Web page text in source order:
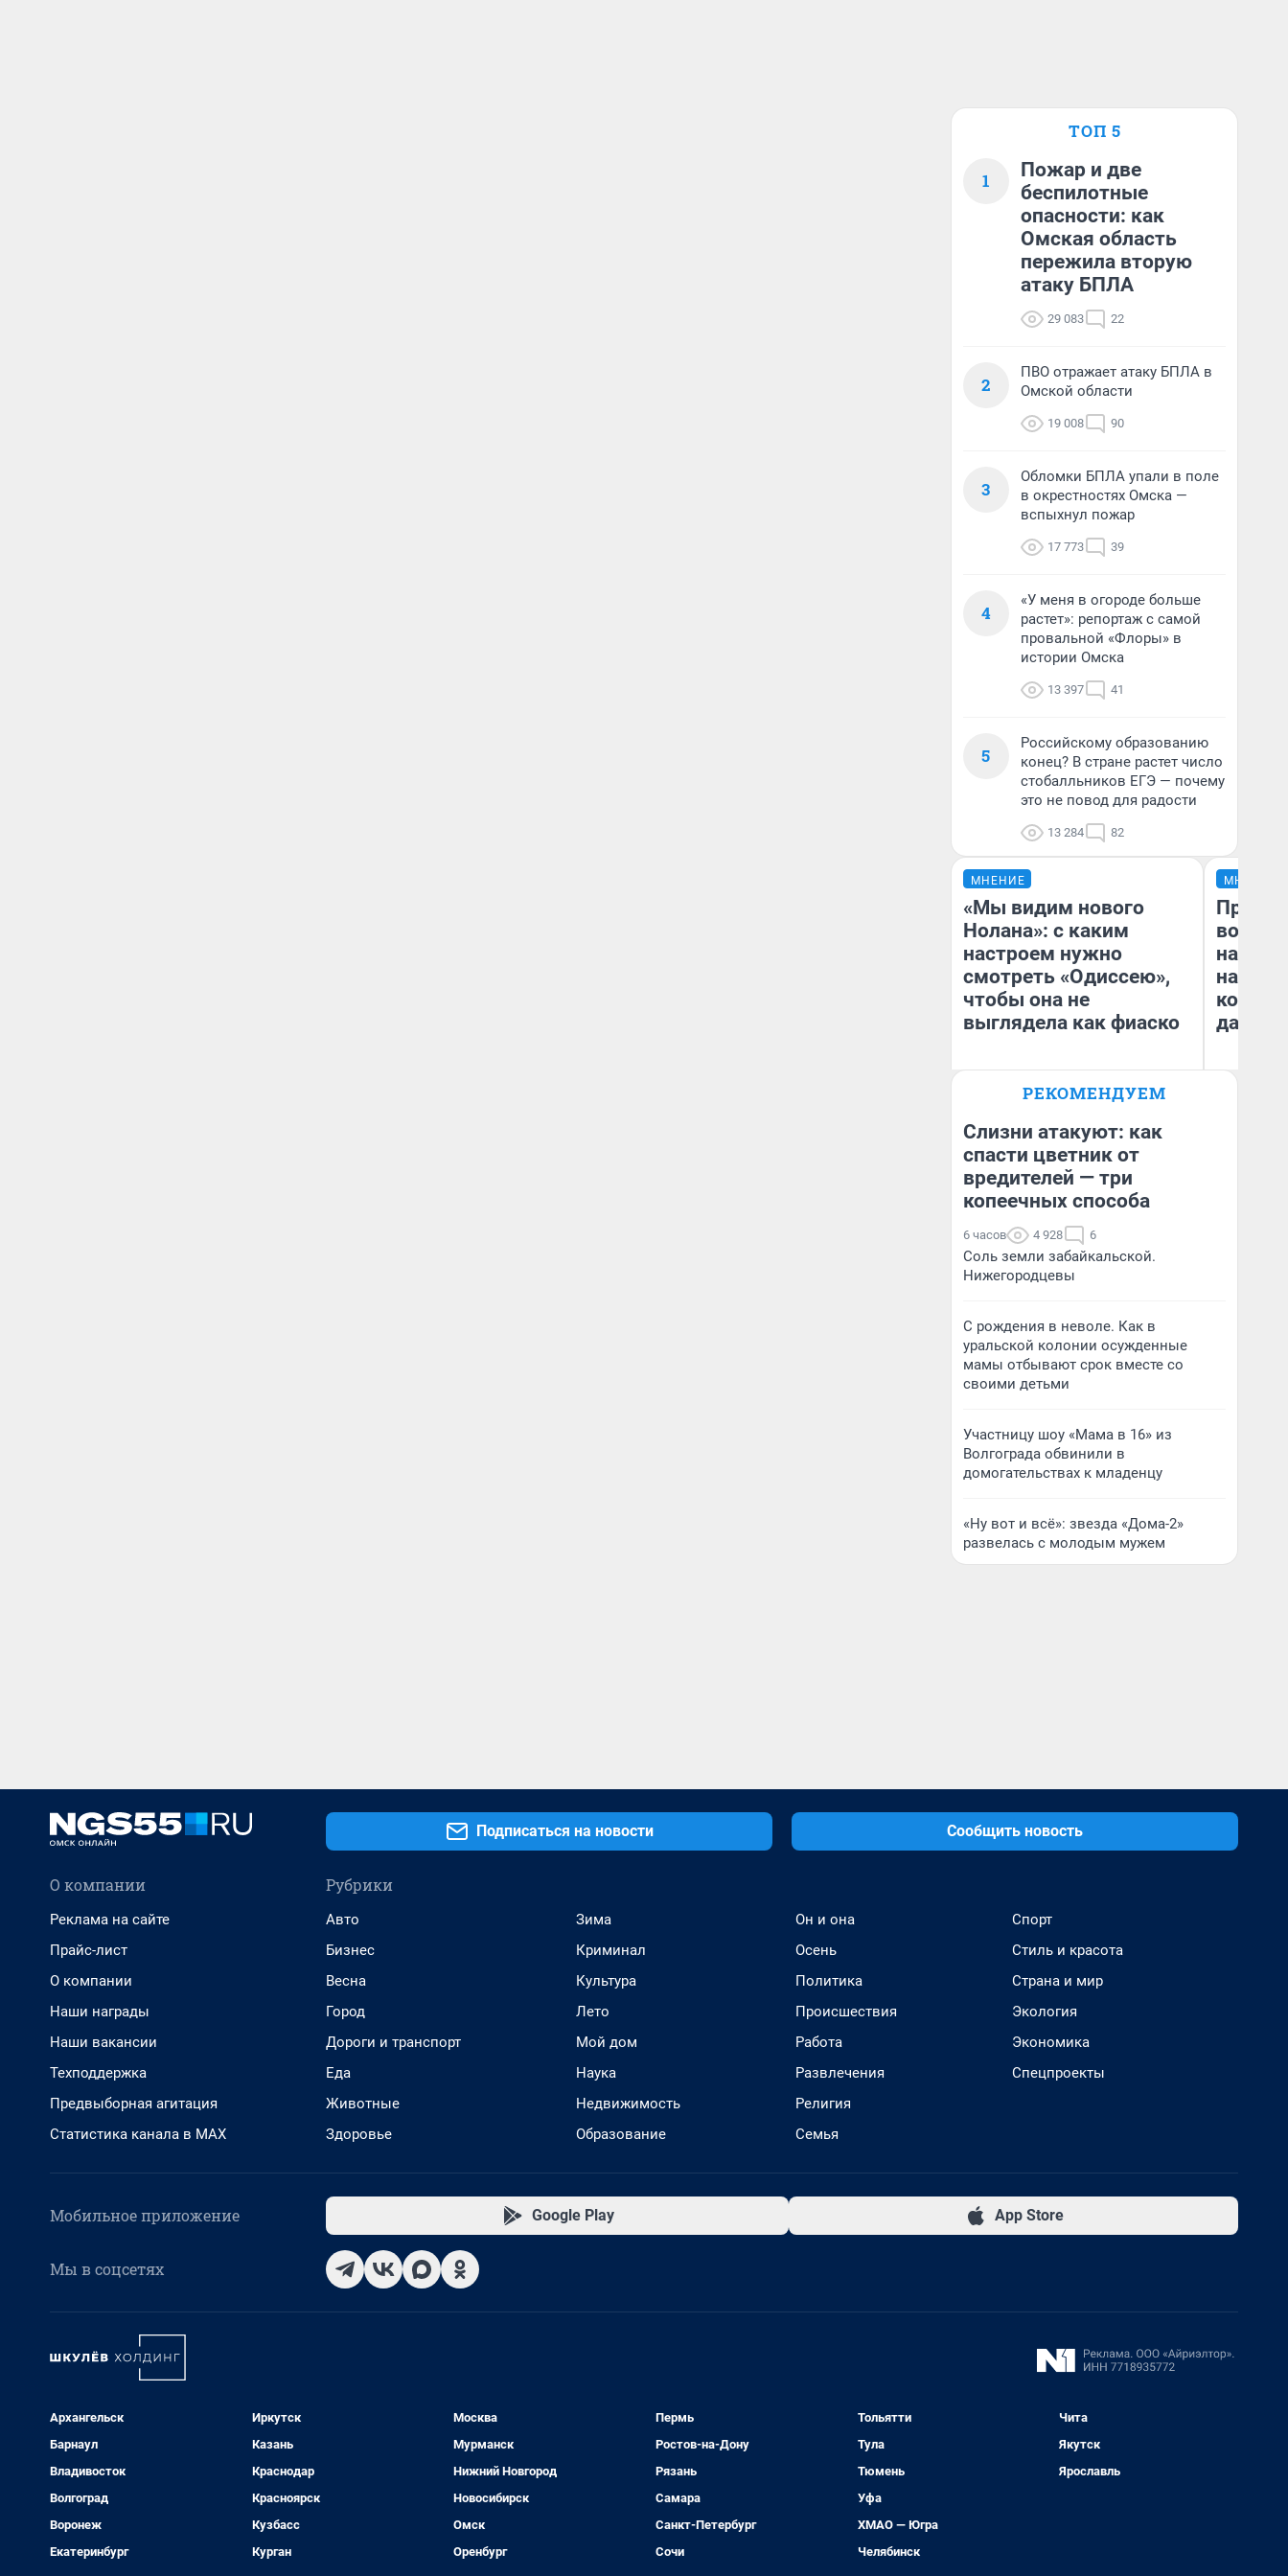
ТОП 5
1
Пожар и две
беспилотные
опасности: как
Омская область
пережила вторую
атаку БПЛА
29 083 22
2
ПВО отражает атаку БПЛА в
Омской области
19 008 90
3
Обломки БПЛА упали в поле
в окрестностях Омска —
вспыхнул пожар
17 773 39
4
«У меня в огороде больше
растет»: репортаж с самой
провальной «Флоры» в
истории Омска
13 397 41
5
Российскому образованию
конец? В стране растет число
стобалльников ЕГЭ — почему
это не повод для радости
13 284 82
МНЕНИЕ
«Мы видим нового
Нолана»: с каким
настроем нужно
смотреть «Одиссею»,
чтобы она не
выглядела как фиаско
Надежда Губарь
МНЕНИЕ
нам
даже
РЕКОМЕНДУЕМ
Слизни атакуют: как
спасти цветник от
вредителей — три
копеечных способа
6 часов 4 928 6
Соль земли забайкальской.
Нижегородцевы
С рождения в неволе. Как в
уральской колонии осужденные
мамы отбывают срок вместе со
своими детьми
Участницу шоу «Мама в 16» из
Волгограда обвинили в
домогательствах к младенцу
«Ну вот и всё»: звезда «Дома-2»
развелась с молодым мужем
Подписаться на новости Сообщить новость
О компании
Реклама на сайте
Прайс-лист
О компании
Наши награды
Наши вакансии
Техподдержка
Предвыборная агитация
Статистика канала в MAX
Рубрики
Авто
Бизнес
Весна
Город
Дороги и транспорт
Еда
Животные
Здоровье
Зима
Криминал
Культура
Лето
Мой дом
Наука
Недвижимость
Образование
Он и она
Осень
Политика
Происшествия
Работа
Развлечения
Религия
Семья
Спорт
Стиль и красота
Страна и мир
Экология
Экономика
Спецпроекты
Мобильное приложение Google Play App Store
Мы в соцсетях
Архангельск
Барнаул
Владивосток
Волгоград
Воронеж
Екатеринбург
Иркутск
Казань
Краснодар
Красноярск
Кузбасс
Курган
Москва
Мурманск
Нижний Новгород
Новосибирск
Омск
Оренбург
Пермь
Ростов-на-Дону
Рязань
Самара
Санкт-Петербург
Сочи
Тольятти
Тула
Тюмень
Уфа
ХМАО — Югра
Челябинск
Чита
Якутск
Ярославль